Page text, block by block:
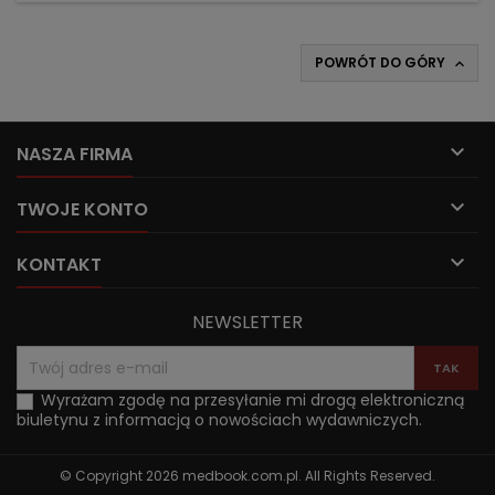
POWRÓT DO GÓRY 
NASZA FIRMA 
TWOJE KONTO 
KONTAKT 
NEWSLETTER
Wyrażam zgodę na przesyłanie mi drogą elektroniczną
biuletynu z informacją o nowościach wydawniczych.
© Copyright 2026 medbook.com.pl. All Rights Reserved.